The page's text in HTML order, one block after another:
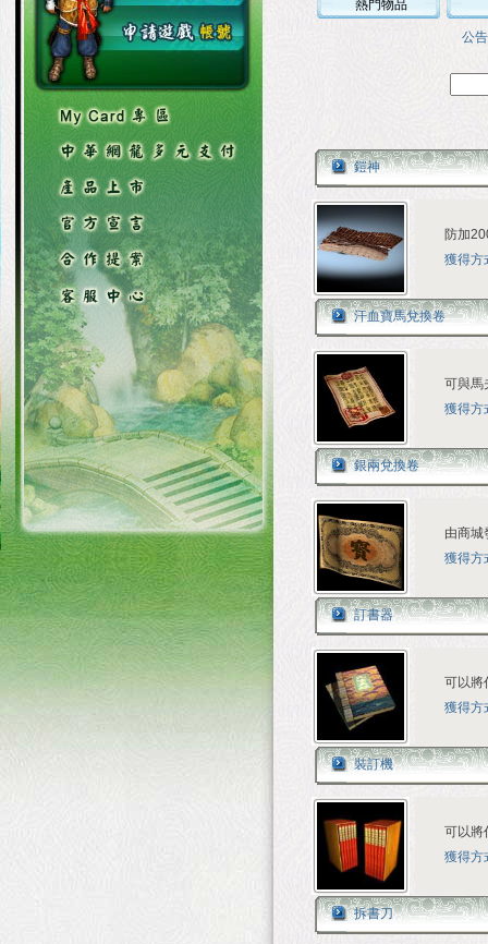
熱門物品
公
鎧神
防加
獲得方
汗血寶馬兌換卷
可與馬
獲得方
銀兩兌換卷
由商城
獲得方
訂書器
可以將
獲得方
裝訂機
可以將
獲得方
拆書刀